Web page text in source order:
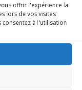
offrir l'expérience la
lors de vos visites
consentez à l'utilisation